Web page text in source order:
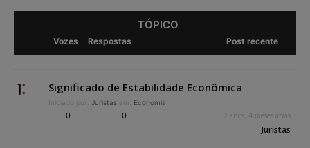
TÓPICO
Vozes Respostas Post recente
Significado de Estabilidade Econômica
Iniciado por: Juristas em: Economia
0 0 2 anos, 4 meses atrás
Juristas